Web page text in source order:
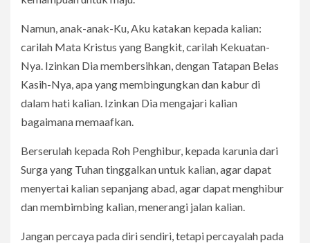
Namun, anak-anak-Ku, Aku katakan kepada kalian:
carilah Mata Kristus yang Bangkit, carilah Kekuatan-
Nya. Izinkan Dia membersihkan, dengan Tatapan Belas
Kasih-Nya, apa yang membingungkan dan kabur di
dalam hati kalian. Izinkan Dia mengajari kalian
bagaimana memaafkan.
Berserulah kepada Roh Penghibur, kepada karunia dari
Surga yang Tuhan tinggalkan untuk kalian, agar dapat
menyertai kalian sepanjang abad, agar dapat menghibur
dan membimbing kalian, menerangi jalan kalian.
Jangan percaya pada diri sendiri, tetapi percayalah pada